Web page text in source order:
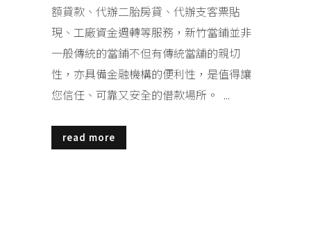
額貸款、代辦二胎房貸、代辦支客票貼
現、工廠資金週轉等服務，新竹當鋪並非
一般傳統的當鋪不但有傳統當舖的親切
性，亦具備金融機構的便利性，是值得讓
您信任、可靠又安全的借款場所。 ...
read more